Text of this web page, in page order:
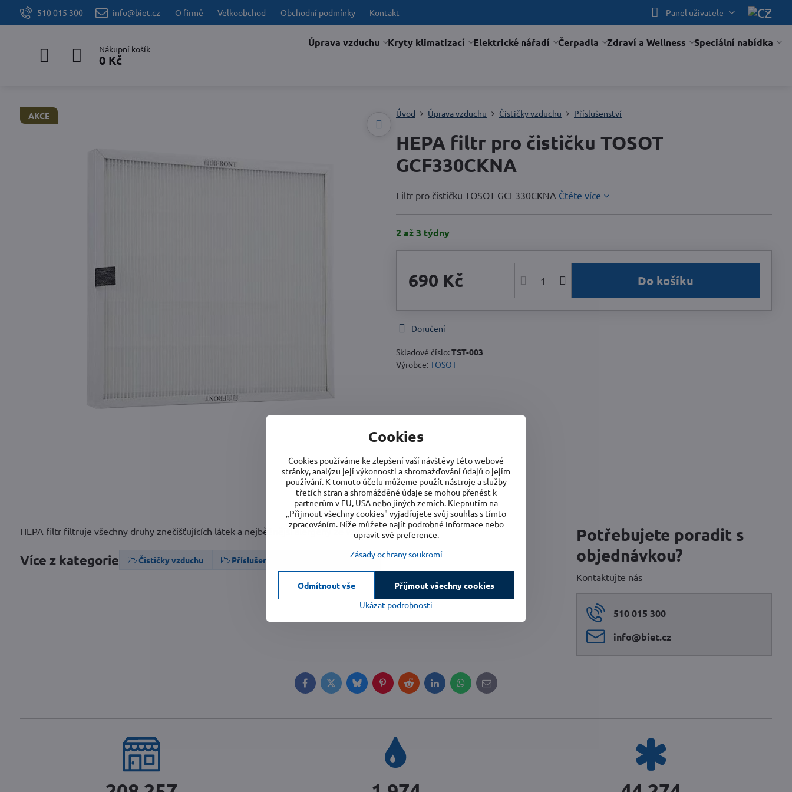
510 015 300 info@biet.cz O firmě Velkoobchod Obchodní podmínky Kontakt Panel uživatele
Nákupní košík
0 Kč
Úprava vzduchu Kryty klimatizací Elektrické nářadí Čerpadla Zdraví a Wellness Speciální nabídka
AKCE Úvod Úprava vzduchu Čističky vzduchu Příslušenství
HEPA filtr pro čističku TOSOT
GCF330CKNA
Filtr pro čističku TOSOT GCF330CKNA Čtěte více
2 až 3 týdny
690 Kč Do košíku
Doručení
Skladové číslo:TST-003
Výrobce:TOSOT
Popis
HEPA filtr filtruje všechny druhy znečišťujících látek a nejběžnější alergeny ze vzduchu v místnosti
Více z kategorie Čističky vzduchu Příslušenství Úprava vzduchu
Potřebujete poradit s
objednávkou?
Kontaktujte nás
510 015 300
info​@biet​.cz
FacebookTwitterBlueskyPinterestRedditLinkedInWhatsApp
E-
mail
Cookies
Cookies používáme ke zlepšení vaší návštěvy této webové
stránky, analýzu její výkonnosti a shromažďování údajů o jejím
používání. K tomuto účelu můžeme použít nástroje a služby
třetích stran a shromážděné údaje se mohou přenést k
partnerům v EU, USA nebo jiných zemích. Klepnutím na
„Přijmout všechny cookies" vyjadřujete svůj souhlas s tímto
zpracováním. Níže můžete najít podrobné informace nebo
upravit své preference.
Zásady ochrany soukromí
Ukázat podrobnosti
Přijmout všechny cookies
Odmítnout vše